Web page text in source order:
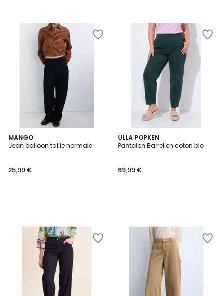
MANGO
Jean balloon taille normale
25,99 €
ULLA POPKEN
Pantalon Barrel en coton bio
69,99 €